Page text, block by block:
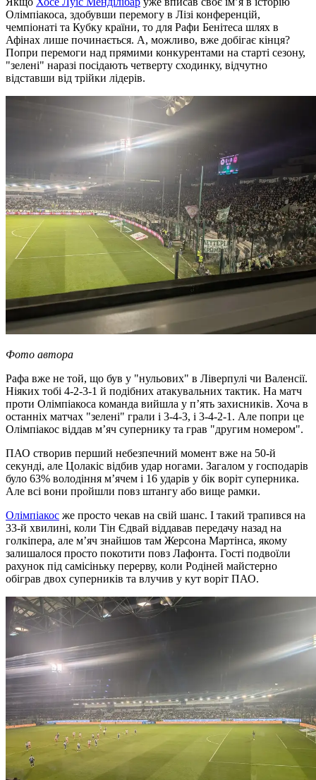
Олімпіакоса, здобувши перемогу в Лізі конференцій,
чемпіонаті та Кубку країни, то для Рафи Бенітеса шлях в
Афінах лише починається. А, можливо, вже добігає кінця?
Попри перемоги над прямими конкурентами на старті сезону,
"зелені" наразі посідають четверту сходинку, відчутно
відставши від трійки лідерів.
Фото автора
Рафа вже не той, що був у "нульових" в Ліверпулі чи Валенсії.
Ніяких тобі 4-2-3-1 й подібних атакувальних тактик. На матч
проти Олімпіакоса команда вийшла у п’ять захисників. Хоча в
останніх матчах "зелені" грали і 3-4-3, і 3-4-2-1. Але попри це
Олімпіакос віддав м’яч супернику та грав "другим номером".
ПАО створив перший небезпечний момент вже на 50-й
секунді, але Цолакіс відбив удар ногами. Загалом у господарів
було 63% володіння м’ячем і 16 ударів у бік воріт суперника.
Але всі вони пройшли повз штангу або вище рамки.
Олімпіакос же просто чекав на свій шанс. І такий трапився на
33-й хвилині, коли Тін Єдвай віддавав передачу назад на
голкіпера, але м’яч знайшов там Жерсона Мартінса, якому
залишалося просто покотити повз Лафонта. Гості подвоїли
рахунок під самісіньку перерву, коли Родіней майстерно
обіграв двох суперників та влучив у кут воріт ПАО.